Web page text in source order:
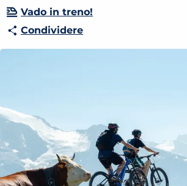
Vado in treno!
Condividere